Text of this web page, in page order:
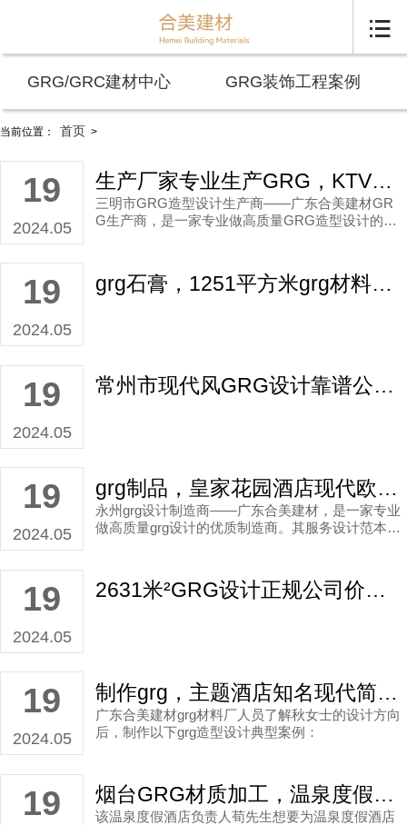

GRG/GRC建材中心 GRG装饰工程案例
当前位置： 首页 >
19
2024.05
生产厂家专业生产GRG，KTV现代欧式GRG生产造型设计设计范本分享！
三明市GRG造型设计生产商——广东合美建材GR
G生产商，是一家专业做高质量GRG造型设计的出
是繁多。
19
2024.05
grg石膏，1251平方米grg材料定做典型方案！
19
2024.05
常州市现代风GRG设计靠谱公司价格报价收费报价多少？
19
2024.05
grg制品，皇家花园酒店现代欧式grg订制设计构设展示设计图分享！
永州grg设计制造商——广东合美建材，是一家专业
做高质量grg设计的优质制造商。其服务设计范本覆
19
2024.05
2631米²GRG设计正规公司价目多少？
19
2024.05
制作grg，主题酒店知名现代简约风grg制作造型设计搭建设计范例！
广东合美建材grg材料厂人员了解秋女士的设计方向
后，制作以下grg造型设计典型案例：
19 烟台GRG材质加工，温泉度假酒店轻奢风GRG定制设计建设搭建参考图分享！
该温泉度假酒店负责人荀先生想要为温泉度假酒店